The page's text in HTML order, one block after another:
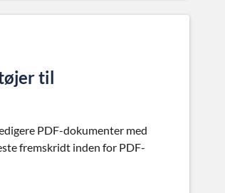
til
PDF-dokumenter med
fremskridt inden for PDF-